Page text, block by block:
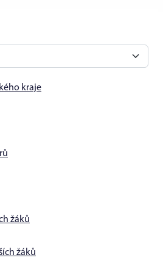
kraje
žáků
žáků